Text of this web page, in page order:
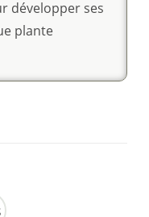
développer ses
plante